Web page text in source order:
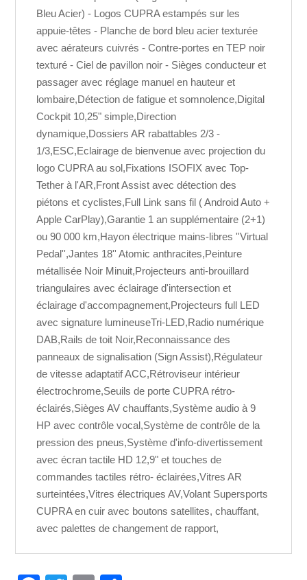
Bleu Acier) - Logos CUPRA estampés sur les
appuie-têtes - Planche de bord bleu acier texturée
avec aérateurs cuivrés - Contre-portes en TEP noir
texturé - Ciel de pavillon noir - Sièges conducteur et
passager avec réglage manuel en hauteur et
lombaire,Détection de fatigue et somnolence,Digital
Cockpit 10,25" simple,Direction
dynamique,Dossiers AR rabattables 2/3 -
1/3,ESC,Eclairage de bienvenue avec projection du
logo CUPRA au sol,Fixations ISOFIX avec Top-
Tether à l'AR,Front Assist avec détection des
piétons et cyclistes,Full Link sans fil ( Android Auto +
Apple CarPlay),Garantie 1 an supplémentaire (2+1)
ou 90 000 km,Hayon électrique mains-libres ''Virtual
Pedal'',Jantes 18'' Atomic anthracites,Peinture
métallisée Noir Minuit,Projecteurs anti-brouillard
triangulaires avec éclairage d'intersection et
éclairage d'accompagnement,Projecteurs full LED
avec signature lumineuseTri-LED,Radio numérique
DAB,Rails de toit Noir,Reconnaissance des
panneaux de signalisation (Sign Assist),Régulateur
de vitesse adaptatif ACC,Rétroviseur intérieur
électrochrome,Seuils de porte CUPRA rétro-
éclairés,Sièges AV chauffants,Système audio à 9
HP avec contrôle vocal,Système de contrôle de la
pression des pneus,Système d'info-divertissement
avec écran tactile HD 12,9" et touches de
commandes tactiles rétro- éclairées,Vitres AR
surteintées,Vitres électriques AV,Volant Supersports
CUPRA en cuir avec boutons satellites, chauffant,
avec palettes de changement de rapport,